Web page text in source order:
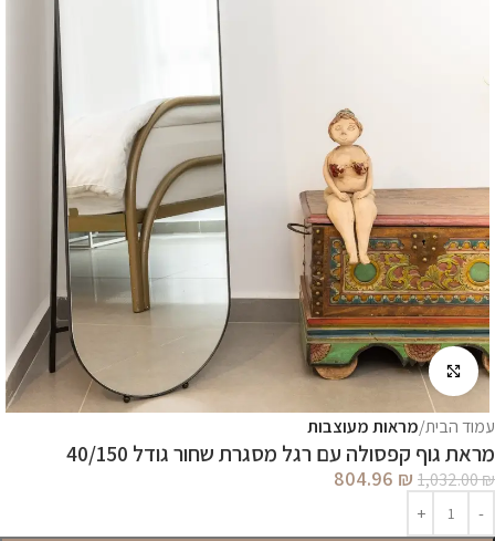
עמוד הבית מראות מעוצבות
מראת גוף קפסולה עם רגל מסגרת שחור גודל 40/150
1,032.00₪
804.96 ₪
לחץ להגדלה